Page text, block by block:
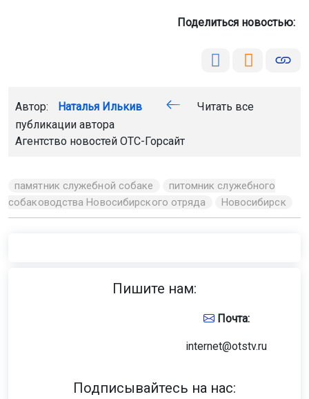
Поделиться новостью:
Автор: Наталья Илькив
Читать все
публикации автора
Агентство новостей ОТС-Горсайт
памятник служебной собаке
питомник служебного
собаководства Новосибирского отряда
Новосибирск
Пишите нам:
Почта:
internet@otstv.ru
Подписывайтесь на нас: